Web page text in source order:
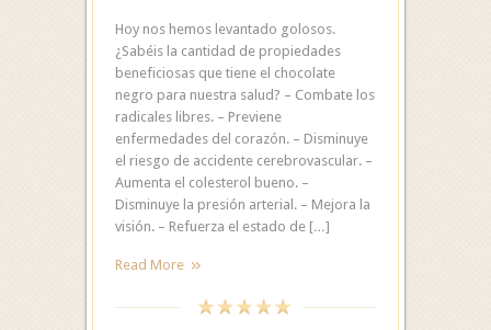
Hoy nos hemos levantado golosos.
¿Sabéis la cantidad de propiedades
beneficiosas que tiene el chocolate
negro para nuestra salud? – Combate los
radicales libres. – Previene
enfermedades del corazón. – Disminuye
el riesgo de accidente cerebrovascular. –
Aumenta el colesterol bueno. –
Disminuye la presión arterial. – Mejora la
visión. – Refuerza el estado de […]
Read More